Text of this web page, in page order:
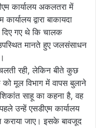
कार्यालय अकलतरा में
द्वारा बाकायदा
दिए गए थे कि चालक
मानते हुए जलसंसाधन
रही, लेकिन बीते कुछ
को मूल विभाग में वापस बुलाने
साहू का कहना है, वह
उन्हें एसडीएम कार्यालय
जाए। इसके बावजूद